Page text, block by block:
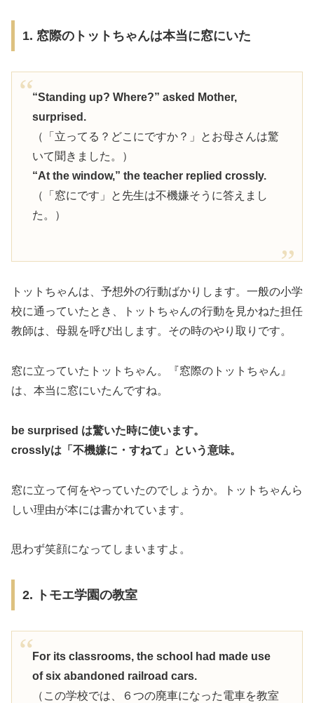
1. 窓際のトットちゃんは本当に窓にいた
“Standing up? Where?” asked Mother,
surprised.
（「立ってる？どこにですか？」とお母さんは驚
いて聞きました。）
“At the window,” the teacher replied crossly.
（「窓にです」と先生は不機嫌そうに答えまし
た。）
トットちゃんは、予想外の行動ばかりします。一般の小学
校に通っていたとき、トットちゃんの行動を見かねた担任
教師は、母親を呼び出します。その時のやり取りです。
窓に立っていたトットちゃん。『窓際のトットちゃん』
は、本当に窓にいたんですね。
be surprised は驚いた時に使います。
crosslyは「不機嫌に・すねて」
という意味。
窓に立って何をやっていたのでしょうか。トットちゃんら
しい理由が本には書かれています。
思わず笑顔になってしまいますよ。
2. トモエ学園の教室
For its classrooms, the school had made use
of six abandoned railroad cars.
（この学校では、６つの廃車になった電車を教室